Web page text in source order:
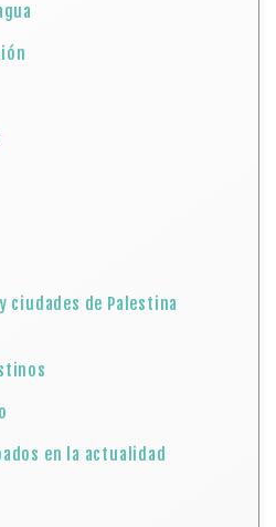
ciudades de Palestina
en la actualidad